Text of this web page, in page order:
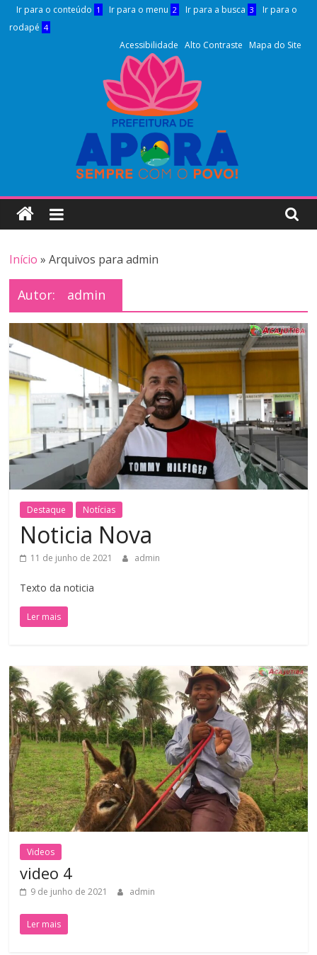
Pular
para
Ir para o conteúdo 1 Ir para o menu 2 Ir para a busca 3
Ir para o
rodapé 4
Acessibilidade Alto Contraste Mapa do Site
Municipal
APORÁ
Início »Arquivos para admin
Autor: admin
Destaque Notícias
Noticia Nova
11 de junho de 2021 admin
Texto da noticia
Ler mais
Videos
video 4
9 de junho de 2021 admin
Ler mais